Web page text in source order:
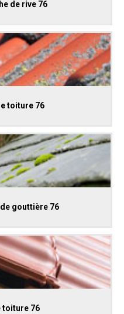
de rive 76
toiture 76
gouttière 76
toiture 76